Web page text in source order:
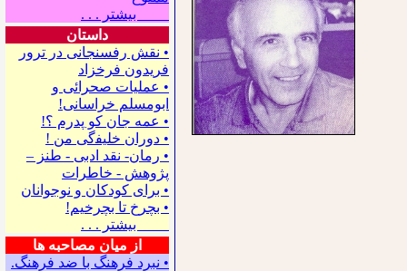
بیشتر . . .
داستان
• نقش رفسنجانی در ترور
فریدون فرخزاد
• عملیات صحرائی و
ابومسلم خراسانی!
• ﻋﻤﻪ ﺟﺎﻥ ﻛﻮ ﭘﺪﺭﻡ ؟!
• ﺩﻭﺭﺍﻥ ﺧﻠﻴﻔگی ﻣﻦ !
• رمان- نقد ادبی - طنز –
پژوهش - خاطرات
• ﺑﺮﺍﻯ ﻛﻮﺩﻛﺎﻥ ﻭ ﻧﻮﺟﻮﺍﻧﺎﻥ
• بچرخ تا بچرخیم!
بیشتر . . .
از میان مصاحبه ها
• نبرد فرهنگ با ضد فرهنگ.